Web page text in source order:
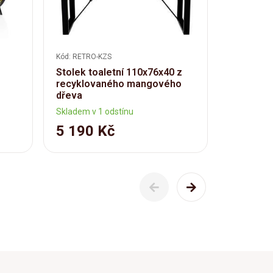
Kód: RETRO-KZS
Stolek toaletní 110x76x40 z
recyklovaného mangového
dřeva
Skladem v 1 odstínu
5 190 Kč